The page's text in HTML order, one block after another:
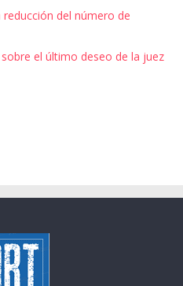
del número de
el último deseo de la juez